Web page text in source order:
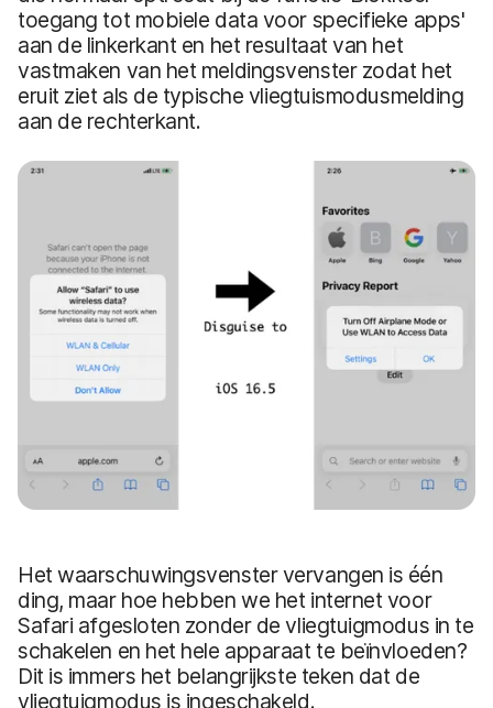
toegang tot mobiele data voor specifieke apps'
aan de linkerkant en het resultaat van het
vastmaken van het meldingsvenster zodat het
eruit ziet als de typische vliegtuismodusmelding
aan de rechterkant.
Het waarschuwingsvenster vervangen is één
ding, maar hoe hebben we het internet voor
Safari afgesloten zonder de vliegtuigmodus in te
schakelen en het hele apparaat te beïnvloeden?
Dit is immers het belangrijkste teken dat de
vliegtuigmodus is ingeschakeld.